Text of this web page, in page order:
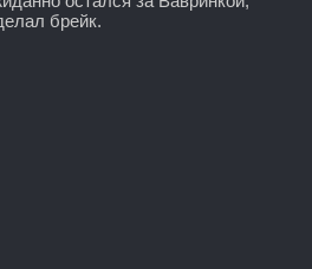
брейк.